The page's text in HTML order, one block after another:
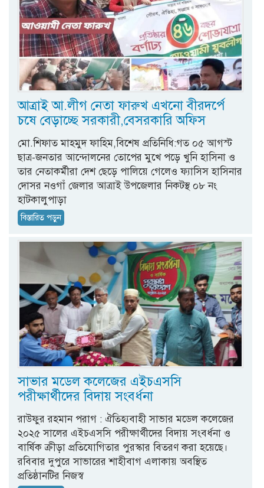
আত্রাই আ.লীগ নেতা ফারুখ এখনো বীরদর্পে
চষে বেড়াচ্ছে সরকারী,বেসরকারি অফিস
মো.শিফাত মাহমুদ ফাহিম,বিশেষ প্রতিনিধি:গত ০৫ আগস্ট
ছাত্র-জনতার আন্দোলনের তোপের মুখে পড়ে খুনি হাসিনা ও
তার নেতাকর্মীরা দেশ ছেড়ে পালিয়ে গেলেও ফ্যাসিস হাসিনার
দোসর নওগাঁ জেলার আত্রাই উপজেলার নিকটস্থ ০৮ নং
হাটকালুপাড়া
বিস্তারিত পড়ুন
সাভার মডেল কলেজের এইচএসসি
পরীক্ষার্থীদের বিদায় সংবর্ধনা
রাউফুর রহমান পরাগ : ঐতিহ্যবাহী সাভার মডেল কলেজের
২০২৫ সালের এইচএসসি পরীক্ষার্থীদের বিদায় সংবর্ধনা ও
বার্ষিক ক্রীড়া প্রতিযোগিতার পুরস্কার বিতরণ করা হয়েছে।
রবিবার দুপুরে সাভারের শাহীবাগ এলাকায় অবস্থিত
প্রতিষ্ঠানটির নিজস্ব